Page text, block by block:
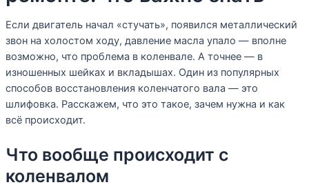
Если двигатель начал «стучать», появился металлический
звон на холостом ходу, давление масла упало — вполне
возможно, что проблема в коленвале. А точнее — в
изношенных шейках и вкладышах. Один из популярных
способов восстановления коленчатого вала — это
шлифовка. Расскажем, что это такое, зачем нужна и как
всё происходит.
Что вообще происходит с
коленвалом